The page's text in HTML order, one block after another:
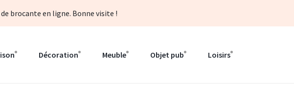
brocante en ligne. Bonne visite !
Décoration Meuble Objet pub Loisirs